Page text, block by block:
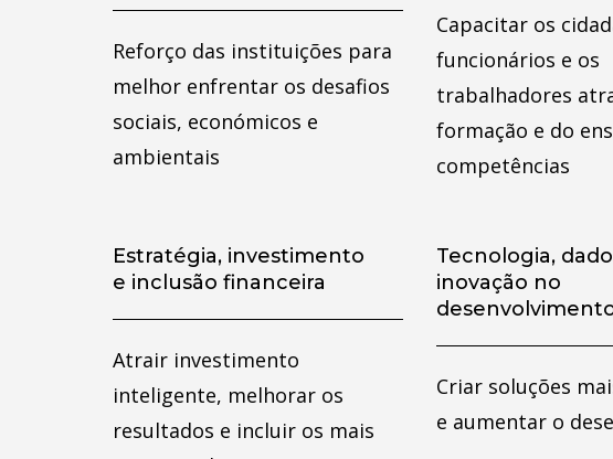
Reforço das instituições para
melhor enfrentar os desafios
sociais, económicos e
ambientais
Capacitar os
funcionários e os
trabalhadores
formação e do
competências
Estratégia, investimento
e inclusão financeira
Atrair investimento
inteligente, melhorar os
resultados e incluir os mais
Tecnologia,
inovação no
Criar soluções
e aumentar o